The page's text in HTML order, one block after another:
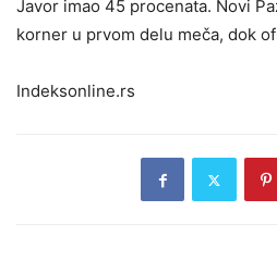
Javor imao 45 procenata. Novi
korner u prvom delu meča, dok
Indeksonline.rs